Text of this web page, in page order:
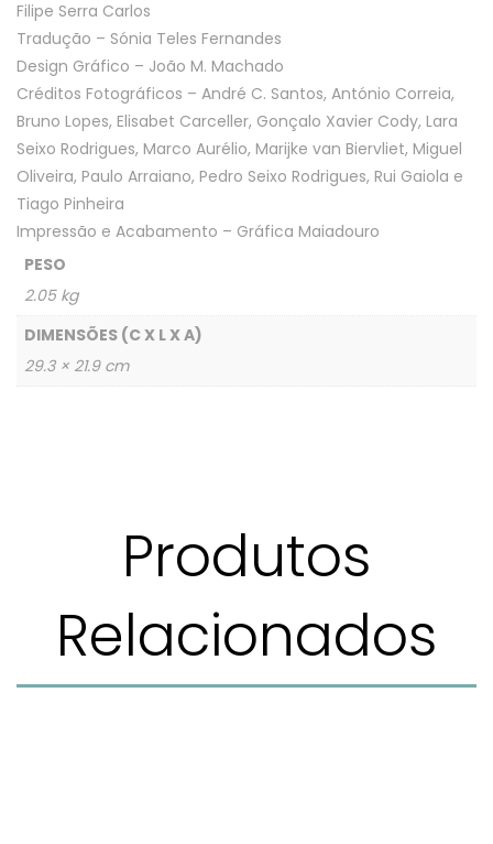
Filipe Serra Carlos
Tradução – Sónia Teles Fernandes
Design Gráfico – João M. Machado
Créditos Fotográficos – André C. Santos, António Correia,
Bruno Lopes, Elisabet Carceller, Gonçalo Xavier Cody, Lara
Seixo Rodrigues, Marco Aurélio, Marijke van Biervliet, Miguel
Oliveira, Paulo Arraiano, Pedro Seixo Rodrigues, Rui Gaiola e
Tiago Pinheira
Impressão e Acabamento – Gráfica Maiadouro
PESO
2.05 kg
DIMENSÕES (C X L X A)
29.3 × 21.9 cm
Produtos
Relacionados